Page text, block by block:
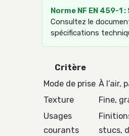
Norme NF EN 459-
Consultez le
spécifications
Critère
Mode de prise À l’air,
Texture
Fine,
Usages
courants
stucs,